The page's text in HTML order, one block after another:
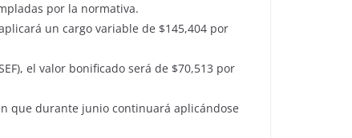
por la normativa.
un cargo variable de $145,404 por
el valor bonificado será de $70,513 por
que durante junio continuará aplicándose